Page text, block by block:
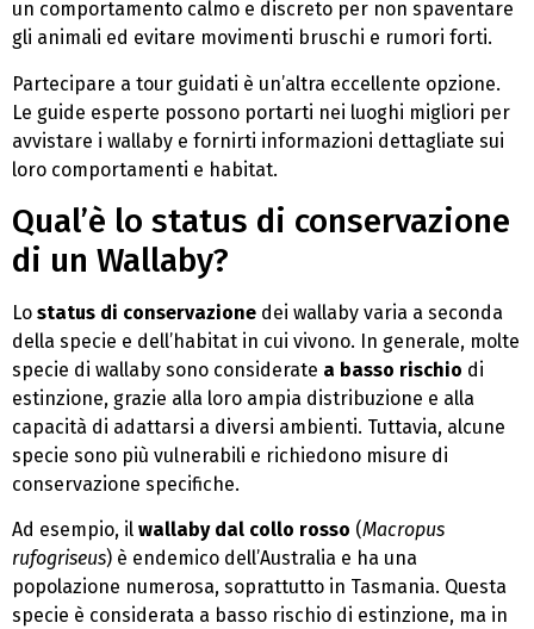
un comportamento calmo e discreto per non spaventare
gli animali ed evitare movimenti bruschi e rumori forti.
Partecipare a tour guidati è un’altra eccellente opzione.
Le guide esperte possono portarti nei luoghi migliori per
avvistare i wallaby e fornirti informazioni dettagliate sui
loro comportamenti e habitat.
Qual’è lo status di conservazione
di un Wallaby?
Lo status di conservazione dei wallaby varia a seconda
della specie e dell’habitat in cui vivono. In generale, molte
specie di wallaby sono considerate a basso rischio di
estinzione, grazie alla loro ampia distribuzione e alla
capacità di adattarsi a diversi ambienti. Tuttavia, alcune
specie sono più vulnerabili e richiedono misure di
conservazione specifiche.
Ad esempio, il wallaby dal collo rosso (Macropus
rufogriseus) è endemico dell’Australia e ha una
popolazione numerosa, soprattutto in Tasmania. Questa
specie è considerata a basso rischio di estinzione, ma in